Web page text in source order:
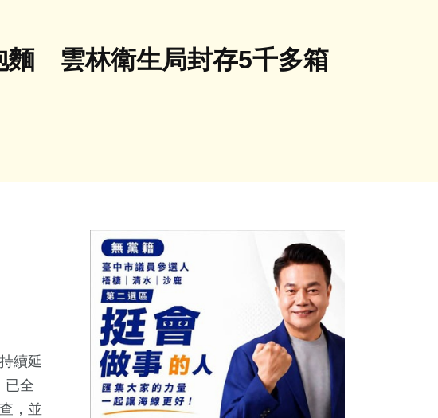
麵 雲林衛生局封存5千多箱
續延
已全
，並